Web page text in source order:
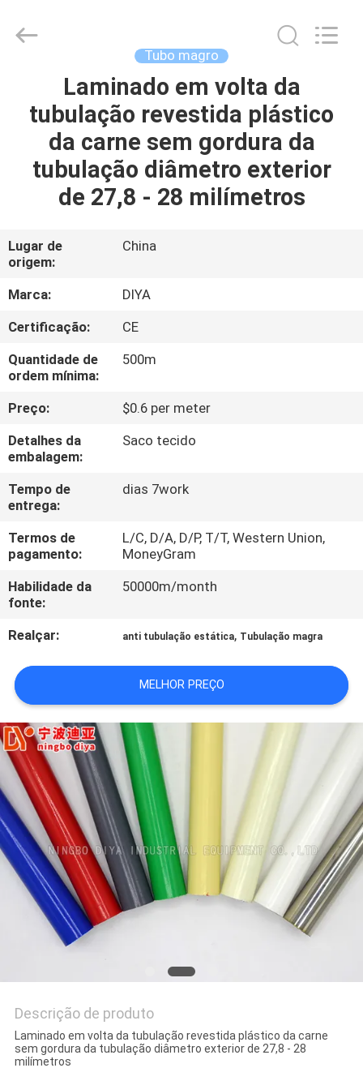
PRODUTOS
SOBRE
EXCURSÃO
DA
FÁBRICA
CONTROLE
DA
QUALIDADE
CONTACTE-
NOS
NOTÍCIA
CASOS
PEÇA
CITAÇÕES
MAPA
DO
SITE
PRIVACY
POLICY
Tubo magro
Laminado em volta da
tubulação revestida plástico
da carne sem gordura da
tubulação diâmetro exterior
de 27,8 - 28 milímetros
Lugar de
origem:
China
Marca:
DIYA
Certificação:
CE
Quantidade de
ordem mínima:
500m
Preço:
$0.6 per meter
Detalhes da
embalagem:
Saco tecido
Tempo de
entrega:
dias 7work
Termos de
pagamento:
L/C, D/A, D/P, T/T, Western Union,
MoneyGram
Habilidade da
fonte:
50000m/month
Realçar: anti tubulação estática, Tubulação magra
MELHOR PREÇO
Descrição de produto
Laminado em volta da tubulação revestida plástico da carne
sem gordura da tubulação diâmetro exterior de 27,8 - 28
milímetros